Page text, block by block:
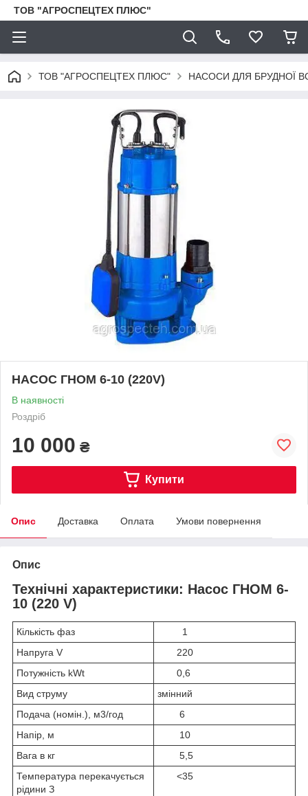
ТОВ "АГРОСПЕЦТЕХ ПЛЮС"
ТОВ "АГРОСПЕЦТЕХ ПЛЮС" НАСОСИ ДЛЯ БРУДНОЇ
НАСОС ГНОМ 6-10 (220V)
В наявності
Роздріб
10 000 ₴
Купити
Опис Доставка Оплата Умови повернення
Опис
Технічні характеристики: Насос ГНОМ 6-
10 (220 V)
Кількість фаз
1
Напруга V
220
Потужність kWt
0,6
Вид струму
змінний
Подача (номін.), м3/год
6
Напір, м
10
Вага в кг
5,5
Температура перекачується
рідини З
<35